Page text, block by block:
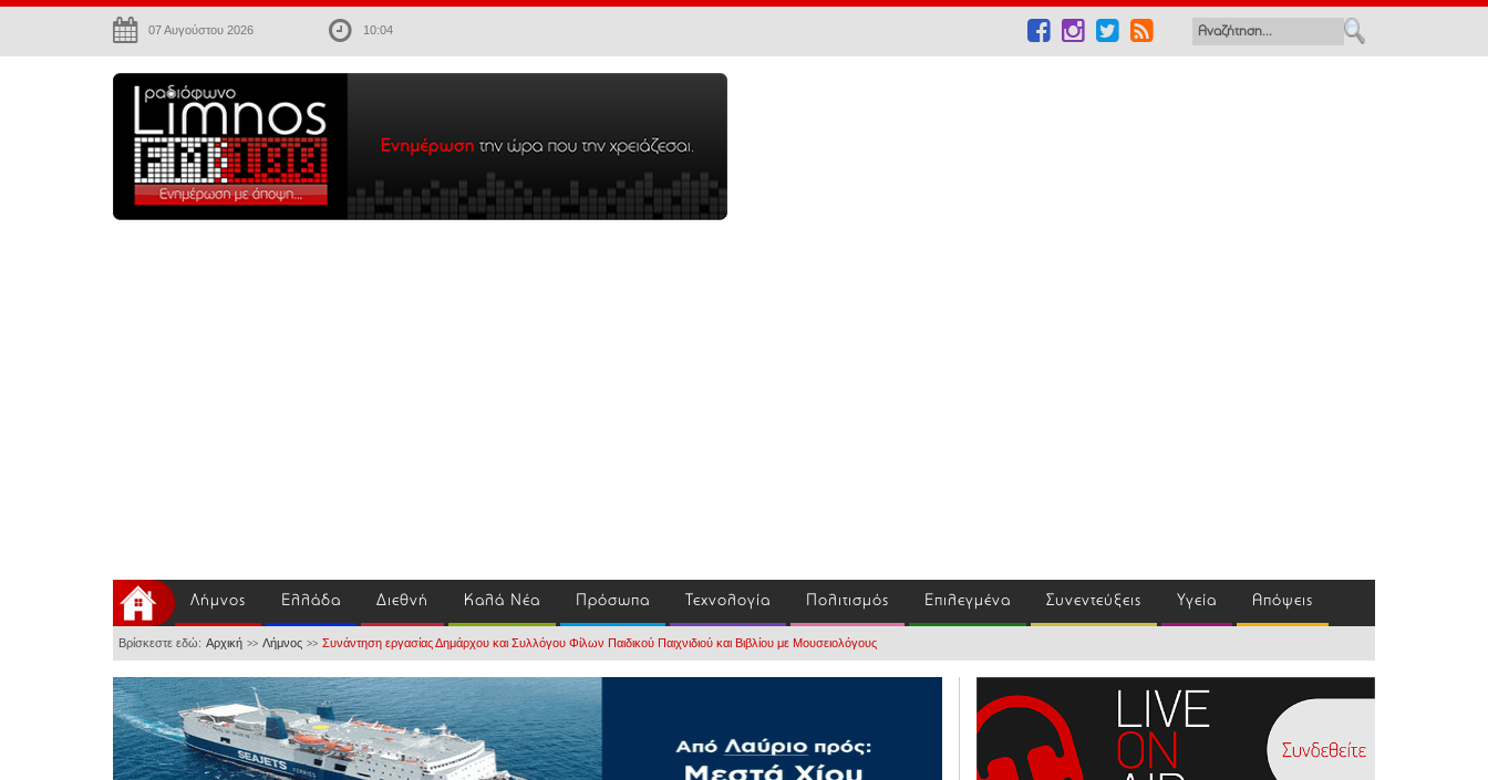
07 Αυγούστου 2026 10:04
Λήμνος Ελλάδα Διεθνή Καλά Νέα Πρόσωπα Τεχνολογία Πολιτισμός Επιλεγμένα Συνεντεύξεις Υγεία Απόψεις
Βρίσκεστε εδώ: Αρχική >> Λήμνος >> Συνάντηση εργασίας Δημάρχου και Συλλόγου Φίλων Παιδικού Παιχνιδιού και Βιβλίου με Μουσειολόγους